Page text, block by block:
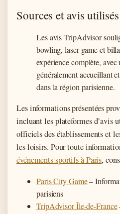
Sources et avis
Les avis TripAdvisor
bowling, laser game et
expérience complète, avec
généralement accueillant
dans la région parisienne.
Les informations présentées
incluant les plateformes d’avis
officiels des établissements et
les loisirs. Pour toute
événements sportifs à Paris,
Paris City Game–
parisiens
TripAdvisor Île-de-France